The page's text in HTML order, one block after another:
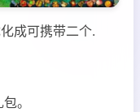
成可携带二个.
。